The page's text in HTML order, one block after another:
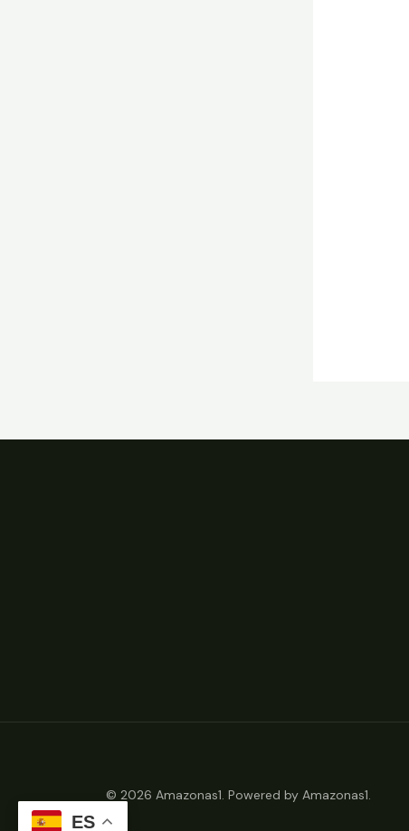
© 2026 Amazonas1. Powered by Amazonas1.
ES